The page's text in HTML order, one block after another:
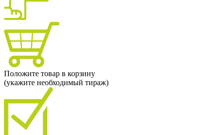
Положите товар в корзину
(укажите необходимый тираж)